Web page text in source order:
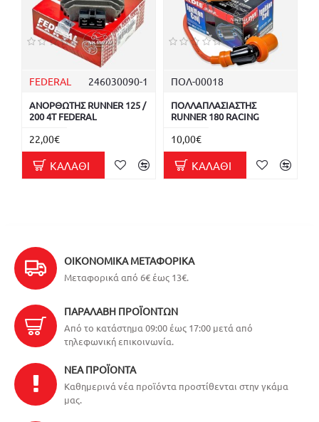
FEDERAL 246030090-1
ΑΝΟΡΘΩΤΗΣ RUNNER 125 /
200 4T FEDERAL
22,00€
ΚΑΛΆΘΙ
ΠΟΛ-00018
ΠΟΛΛΑΠΛΑΣΙΑΣΤΗΣ
RUNNER 180 RACING
10,00€
ΚΑΛΆΘΙ
ΟΙΚΟΝΟΜΙΚΆ ΜΕΤΑΦΟΡΙΚΆ
Μεταφορικά από 6€ έως 13€.
ΠΑΡΑΛΑΒΉ ΠΡΟΪΌΝΤΩΝ
Από το κατάστημα 09:00 έως 17:00 μετά από
τηλεφωνική επικοινωνία.
ΝΈΑ ΠΡΟΪΌΝΤΑ
Καθημερινά νέα προϊόντα προστίθενται στην γκάμα
μας.